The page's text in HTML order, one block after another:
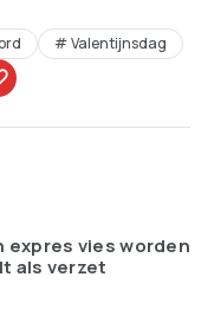
Valentijnsdag
expres vies worden
als verzet